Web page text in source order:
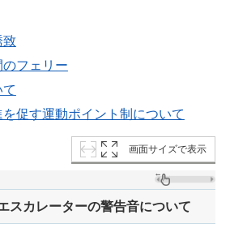
致
フェリー
促す運動ポイント制について
画面サイズで表示
スカレーターの警告音について